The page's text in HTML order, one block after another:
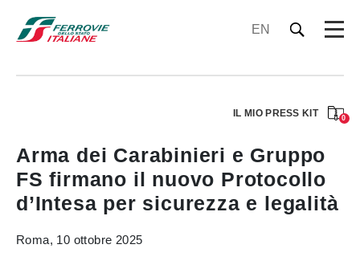
EN
IL MIO PRESS KIT 0
Arma dei Carabinieri e Gruppo
FS firmano il nuovo Protocollo
d’Intesa per sicurezza e legalità
Roma, 10 ottobre 2025